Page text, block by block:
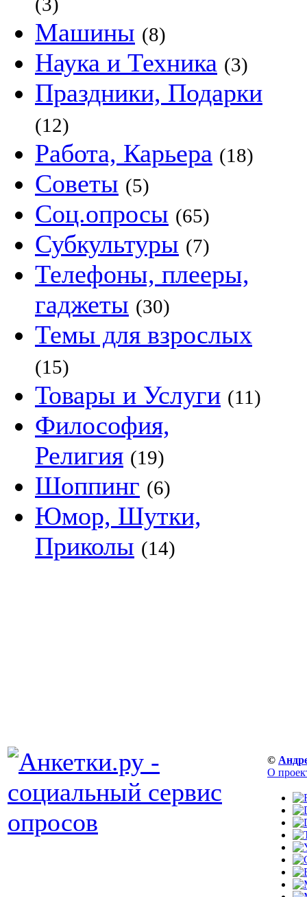
Машины (8)
Наука и Техника (3)
Праздники, Подарки
(12)
Работа, Карьера (18)
Советы (5)
Соц.опросы (65)
Субкультуры (7)
Телефоны, плееры,
гаджеты (30)
Темы для взрослых
(15)
Товары и Услуги (11)
Философия,
Религия (19)
Шоппинг (6)
Юмор, Шутки,
Приколы (14)
©
О